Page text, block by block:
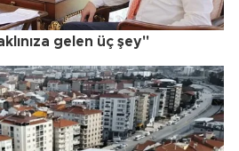
gelen üç şey"